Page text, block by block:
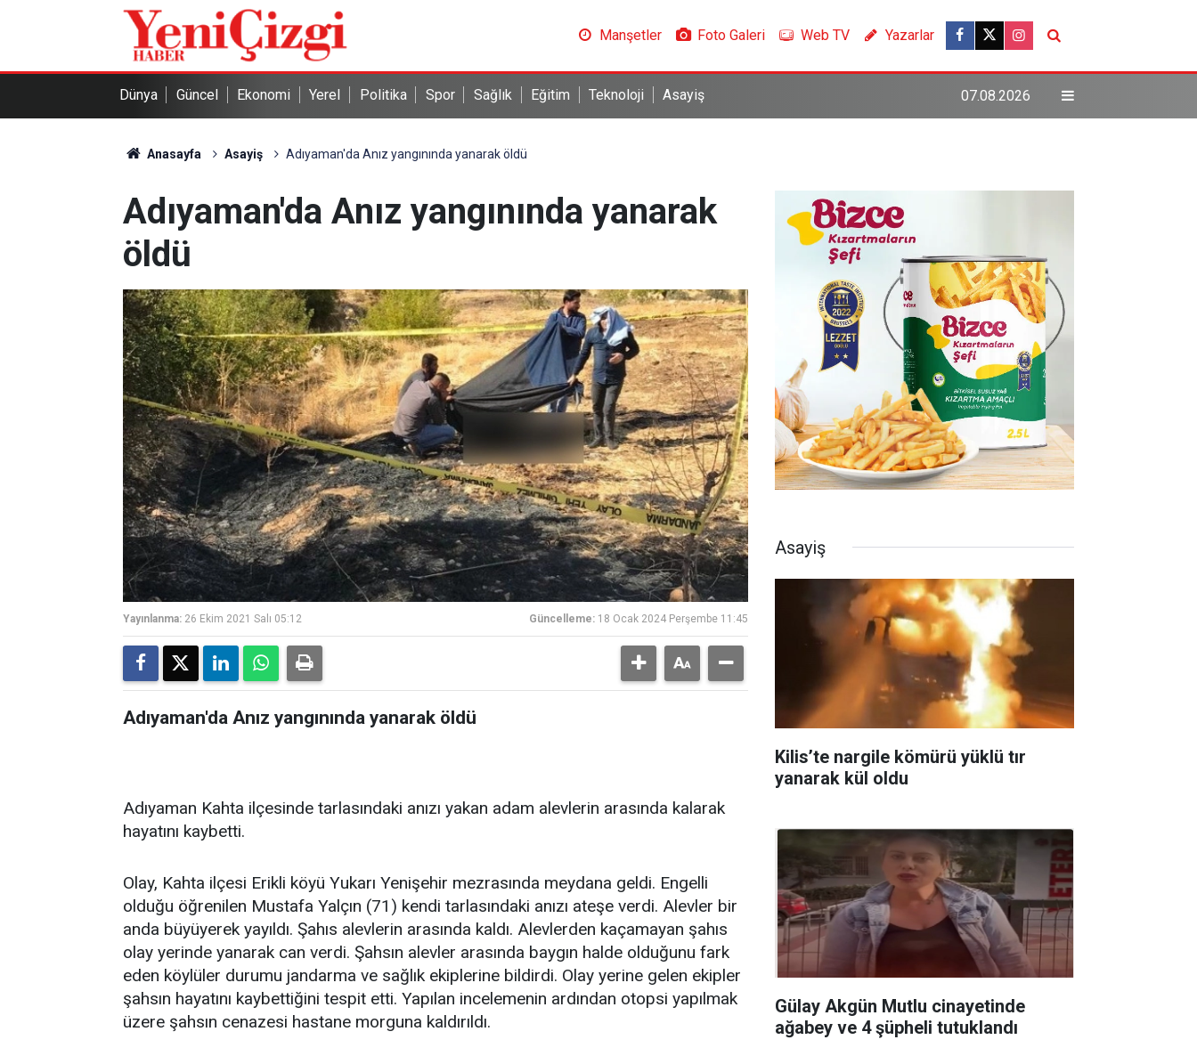
Manşetler Foto Galeri Web TV Yazarlar
Dünya Güncel Ekonomi Yerel Politika Spor Sağlık Eğitim Teknoloji Asayiş 07.08.2026
Anasayfa Asayiş Adıyaman'da Anız yangınında yanarak öldü
Adıyaman'da Anız yangınında yanarak
öldü
Yayınlanma: 26 Ekim 2021 Salı 05:12 Güncelleme: 18 Ocak 2024 Perşembe 11:45
Adıyaman'da Anız yangınında yanarak öldü
Adıyaman Kahta ilçesinde tarlasındaki anızı yakan adam alevlerin arasında kalarak
hayatını kaybetti.
Olay, Kahta ilçesi Erikli köyü Yukarı Yenişehir mezrasında meydana geldi. Engelli
olduğu öğrenilen Mustafa Yalçın (71) kendi tarlasındaki anızı ateşe verdi. Alevler bir
anda büyüyerek yayıldı. Şahıs alevlerin arasında kaldı. Alevlerden kaçamayan şahıs
olay yerinde yanarak can verdi. Şahsın alevler arasında baygın halde olduğunu fark
eden köylüler durumu jandarma ve sağlık ekiplerine bildirdi. Olay yerine gelen ekipler
şahsın hayatını kaybettiğini tespit etti. Yapılan incelemenin ardından otopsi yapılmak
üzere şahsın cenazesi hastane morguna kaldırıldı.
Asayiş
Kilis’te nargile kömürü yüklü tır
yanarak kül oldu
Gülay Akgün Mutlu cinayetinde
ağabey ve 4 şüpheli tutuklandı